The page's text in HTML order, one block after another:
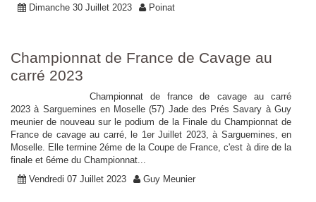
Dimanche 30 Juillet 2023
Poinat
Championnat de France de Cavage au
carré 2023
Championnat de france de cavage au carré
2023 à Sarguemines en Moselle (57) Jade des Prés Savary à Guy
meunier de nouveau sur le podium de la Finale du Championnat de
France de cavage au carré, le 1er Juillet 2023, à Sarguemines, en
Moselle. Elle termine 2éme de la Coupe de France, c'est à dire de la
finale et 6éme du Championnat...
Vendredi 07 Juillet 2023
Guy Meunier